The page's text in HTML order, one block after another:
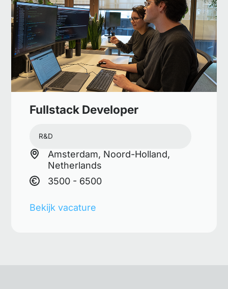
Fullstack Developer
R&D
Amsterdam, Noord-Holland,
Netherlands
3500 - 6500
Bekijk vacature